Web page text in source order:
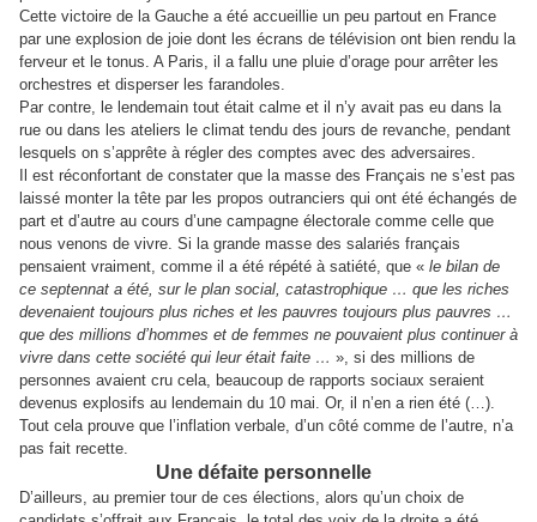
Cette victoire de la Gauche a été accueillie un peu partout en France
par une explosion de joie dont les écrans de télévision ont bien rendu la
ferveur et le tonus. A Paris, il a fallu une pluie d’orage pour arrêter les
orchestres et disperser les farandoles.
Par contre, le lendemain tout était calme et il n’y avait pas eu dans la
rue ou dans les ateliers le climat tendu des jours de revanche, pendant
lesquels on s’apprête à régler des comptes avec des adversaires.
Il est réconfortant de constater que la masse des Français ne s’est pas
laissé monter la tête par les propos outranciers qui ont été échangés de
part et d’autre au cours d’une campagne électorale comme celle que
nous venons de vivre. Si la grande masse des salariés français
pensaient vraiment, comme il a été répété à satiété, que « le bilan de
ce septennat a été, sur le plan social, catastrophique … que les riches
devenaient toujours plus riches et les pauvres toujours plus pauvres …
que des millions d’hommes et de femmes ne pouvaient plus continuer à
vivre dans cette société qui leur était faite … », si des millions de
personnes avaient cru cela, beaucoup de rapports sociaux seraient
devenus explosifs au lendemain du 10 mai. Or, il n’en a rien été (…).
Tout cela prouve que l’inflation verbale, d’un côté comme de l’autre, n’a
pas fait recette.
Une défaite personnelle
D’ailleurs, au premier tour de ces élections, alors qu’un choix de